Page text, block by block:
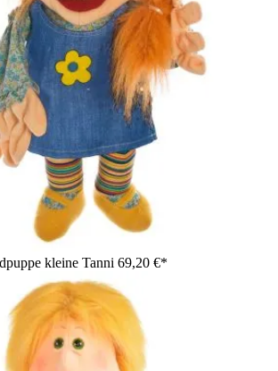
Kleines Peterchen mit roter runder
weißem Shirt mit Igel-Motiv und
kleine Tanni 69,20 €*